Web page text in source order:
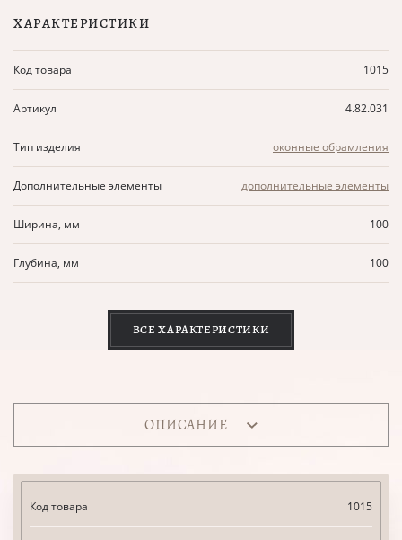
ХАРАКТЕРИСТИКИ
Код товара 1015
Артикул 4.82.031
Тип изделия оконные обрамления
Дополнительные элементы дополнительные элементы
Ширина, мм 100
Глубина, мм 100
ВСЕ ХАРАКТЕРИСТИКИ
ОПИСАНИЕ
Код товара 1015